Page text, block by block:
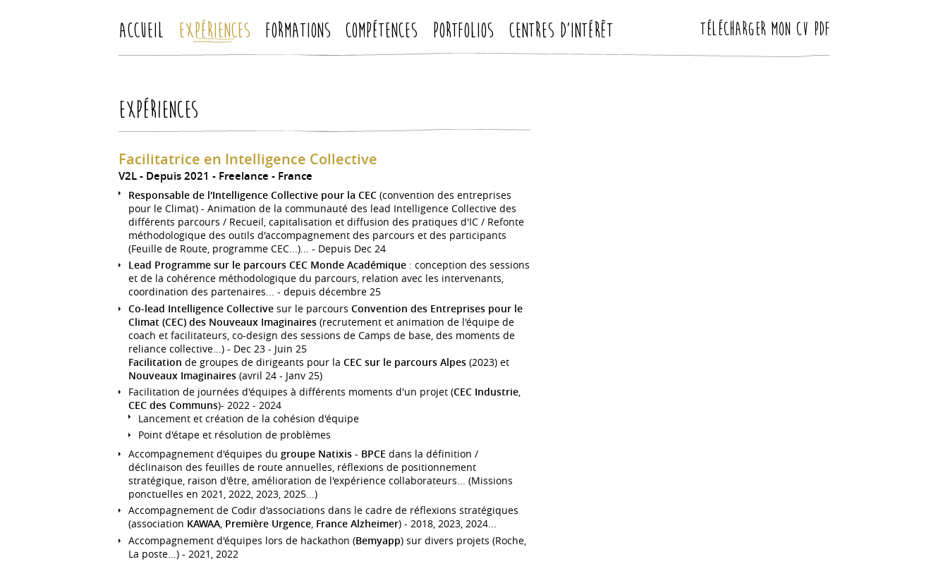
Accueil Expériences Formations Compétences Portfolios Centres d'intérêt Télécharger mon CV PDF
Expériences
Facilitatrice en Intelligence Collective
V2L Depuis 2021 Freelance France
Responsable de l'Intelligence Collective pour la CEC (convention des entreprises
pour le Climat) - Animation de la communauté des lead Intelligence Collective des
différents parcours / Recueil, capitalisation et diffusion des pratiques d'IC / Refonte
méthodologique des outils d'accompagnement des parcours et des participants
(Feuille de Route, programme CEC...)... - Depuis Dec 24
Lead Programme sur le parcours CEC Monde Académique : conception des sessions
et de la cohérence méthodologique du parcours, relation avec les intervenants,
coordination des partenaires... - depuis décembre 25
Co-lead Intelligence Collective sur le parcours Convention des Entreprises pour le
Climat (CEC) des Nouveaux Imaginaires (recrutement et animation de l'équipe de
coach et facilitateurs, co-design des sessions de Camps de base, des moments de
reliance collective...) - Dec 23 - Juin 25
Facilitation de groupes de dirigeants pour la CEC sur le parcours Alpes (2023) et
Nouveaux Imaginaires (avril 24 - Janv 25)
Facilitation de journées d'équipes à différents moments d'un projet (CEC Industrie
CEC des Communs)- 2022 - 2024
Lancement et création de la cohésion d'équipe
Point d'étape et résolution de problèmes
Accompagnement d'équipes du groupe Natixis - BPCE dans la définition /
déclinaison des feuilles de route annuelles, réflexions de positionnement
stratégique, raison d'être, amélioration de l'expérience collaborateurs... (Missions
ponctuelles en 2021, 2022, 2023, 2025...)
Accompagnement de Codir d'associations dans le cadre de réflexions stratégiques
(association KAWAA, Première Urgence, France Alzheimer) - 2018, 2023, 2024...
Accompagnement d'équipes lors de hackathon (Bemyapp) sur divers projets (Roche,
La poste...) - 2021, 2022